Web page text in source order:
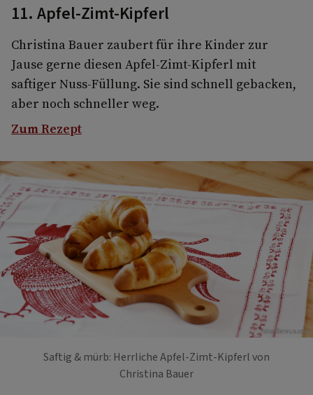
11. Apfel-Zimt-Kipferl
Christina Bauer zaubert für ihre Kinder zur
Jause gerne diesen Apfel-Zimt-Kipferl mit
saftiger Nuss-Füllung. Sie sind schnell gebacken,
aber noch schneller weg.
Zum Rezept
Foto: Servus.com
Saftig & mürb: Herrliche Apfel-Zimt-Kipferl von
Christina Bauer